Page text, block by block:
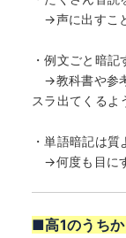
→声に出すこ
・例文ごと暗記
→教科書や参
スラ出てくるよ
・単語暗記は質
→何度も目に
■高1のうちか